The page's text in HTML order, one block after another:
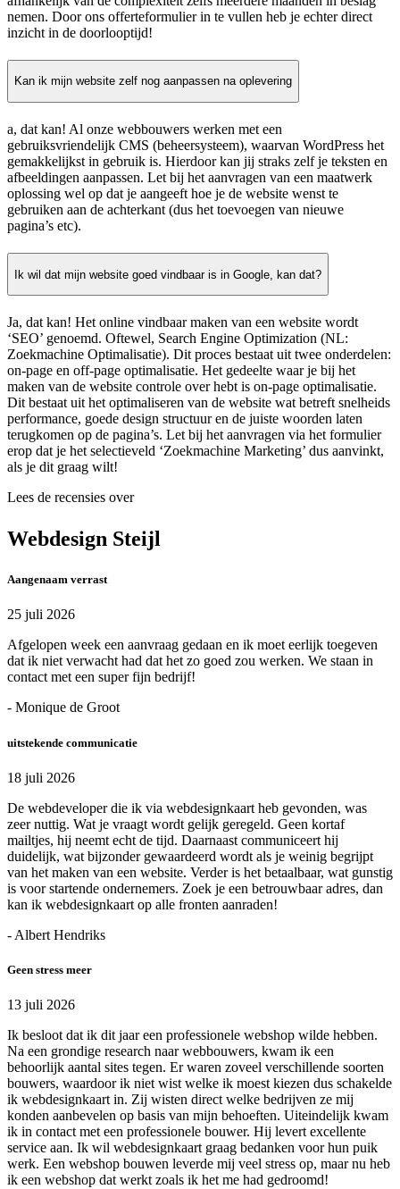
nemen. Door ons offerteformulier in te vullen heb je echter direct
inzicht in de doorlooptijd!
Kan ik mijn website zelf nog aanpassen na oplevering
a, dat kan! Al onze webbouwers werken met een
gebruiksvriendelijk CMS (beheersysteem), waarvan WordPress het
gemakkelijkst in gebruik is. Hierdoor kan jij straks zelf je teksten en
afbeeldingen aanpassen. Let bij het aanvragen van een maatwerk
oplossing wel op dat je aangeeft hoe je de website wenst te
gebruiken aan de achterkant (dus het toevoegen van nieuwe
pagina’s etc).
Ik wil dat mijn website goed vindbaar is in Google, kan dat?
Ja, dat kan! Het online vindbaar maken van een website wordt
‘SEO’ genoemd. Oftewel, Search Engine Optimization (NL:
Zoekmachine Optimalisatie). Dit proces bestaat uit twee onderdelen:
on-page en off-page optimalisatie. Het gedeelte waar je bij het
maken van de website controle over hebt is on-page optimalisatie.
Dit bestaat uit het optimaliseren van de website wat betreft snelheids
performance, goede design structuur en de juiste woorden laten
terugkomen op de pagina’s. Let bij het aanvragen via het formulier
erop dat je het selectieveld ‘Zoekmachine Marketing’ dus aanvinkt,
als je dit graag wilt!
Lees de recensies over
Webdesign Steijl
Aangenaam verrast
25 juli 2026
Afgelopen week een aanvraag gedaan en ik moet eerlijk toegeven
dat ik niet verwacht had dat het zo goed zou werken. We staan in
contact met een super fijn bedrijf!
- Monique de Groot
uitstekende communicatie
18 juli 2026
De webdeveloper die ik via webdesignkaart heb gevonden, was
zeer nuttig. Wat je vraagt wordt gelijk geregeld. Geen kortaf
mailtjes, hij neemt echt de tijd. Daarnaast communiceert hij
duidelijk, wat bijzonder gewaardeerd wordt als je weinig begrijpt
van het maken van een website. Verder is het betaalbaar, wat gunstig
is voor startende ondernemers. Zoek je een betrouwbaar adres, dan
kan ik webdesignkaart op alle fronten aanraden!
- Albert Hendriks
Geen stress meer
13 juli 2026
Ik besloot dat ik dit jaar een professionele webshop wilde hebben.
Na een grondige research naar webbouwers, kwam ik een
behoorlijk aantal sites tegen. Er waren zoveel verschillende soorten
bouwers, waardoor ik niet wist welke ik moest kiezen dus schakelde
ik webdesignkaart in. Zij wisten direct welke bedrijven ze mij
konden aanbevelen op basis van mijn behoeften. Uiteindelijk kwam
ik in contact met een professionele bouwer. Hij levert excellente
service aan. Ik wil webdesignkaart graag bedanken voor hun puik
werk. Een webshop bouwen leverde mij veel stress op, maar nu heb
ik een webshop dat werkt zoals ik het me had gedroomd!